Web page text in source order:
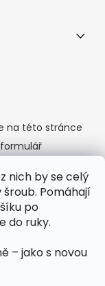
nich by se celý
Pomáhají
po
do ruky.
– jako s novou
na této stránce